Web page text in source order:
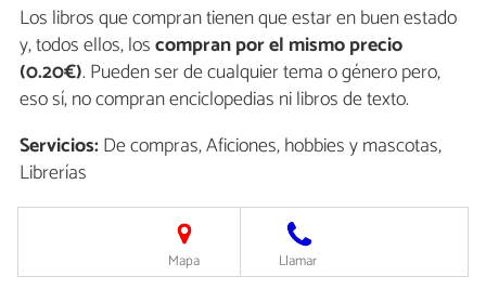
Los libros que compran tienen que estar en buen estado
y, todos ellos, loscompran por el mismo precio
(0.20€). Pueden ser de cualquier tema o género pero,
eso sí, no compran enciclopedias ni libros de texto.
Servicios:De compras, Aficiones, hobbies y mascotas,
Librerías
Mapa Llamar